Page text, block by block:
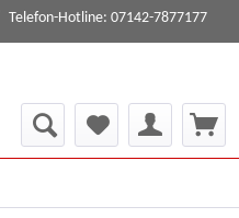
Telefon-Hotline: 07142-7877177